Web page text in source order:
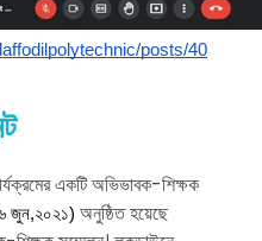
posts/40
একটি অভিভাবক-শিক্ষক
জুন,২০২১) অনুষ্ঠিত হয়েছে